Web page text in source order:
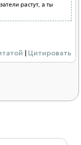
растут, а ты
| Цитировать